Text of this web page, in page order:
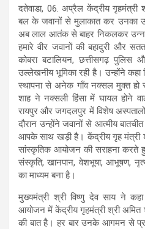
दतेवाडा, 06. अप्रैल केंद्रीय गृहमंत्री
बल के जवानों से मुलाकात कर उनका
अब लाल आतंक से बाहर निकलकर
हमारे वीर जवानों की बहादुरी और
कोबरा बटालियन, छत्तीसगढ़ पुलिस
उल्लेखनीय भूमिका रही है। उन्होंने कहा
स्थापना से अनेक गाँव नक्सल मुक्त हो
शाह ने नक्सली हिंसा में घायल होने
रायपुर और जगदलपुर में विशेष
दौरान उन्होंने जवानों से आत्मीय
आपके साथ खड़ी है। केंद्रीय गृह मंत्री
सांस्कृतिक आयोजन की सराहना करते
संस्कृति, खानपान, वेशभूषा, आभूषण,
का माध्यम बना है।
मुख्यमंत्री श्री विष्णु देव साय ने
आयोजन में केंद्रीय गृहमंत्री श्री अमित
की बात है। हर बार उनके आगमन से